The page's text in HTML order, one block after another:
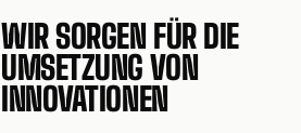
WIR SORGEN FÜR DIE
UMSETZUNG VON
INNOVATIONEN